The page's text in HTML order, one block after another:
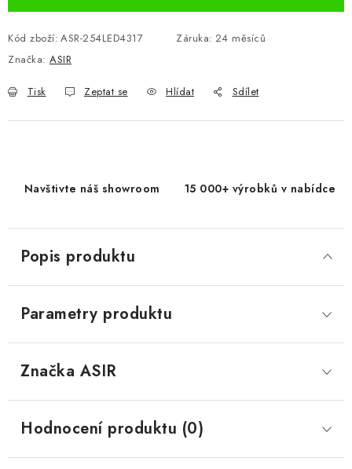
Kód zboží: ASR-254LED4317 Záruka: 24 měsíců
Značka: ASIR
Tisk Zeptat se Hlídat Sdílet
Navštivte náš showroom 15 000+ výrobků v nabídce
Popis produktu
Parametry produktu
Značka ASIR
Hodnocení produktu (0)